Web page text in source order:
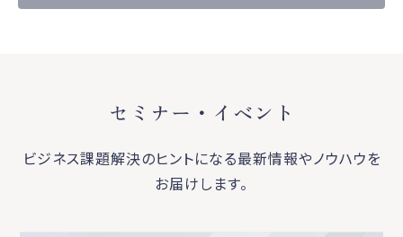
セミナー・イベント
ビジネス課題解決のヒントになる最新情報やノウハウを
お届けします。